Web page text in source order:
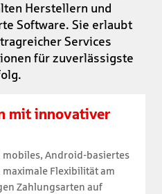
Herstellern und
Software. Sie erlaubt
Services
für zuverlässigste
mit innovativer
mobiles, Android-basiertes
Flexibilität am
Zahlungsarten auf